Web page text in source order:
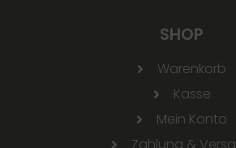
SHOP
Warenkorb
Kasse
Mein Konto
Zahlung &